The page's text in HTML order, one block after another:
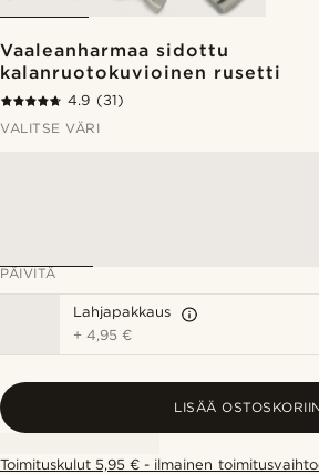
Vaaleanharmaa sidottu
kalanruotokuvioinen rusetti
4.9 (31)
VALITSE VÄRI
PÄIVITÄ
Lahjapakkaus
+4,95 €
LISÄÄ
Toimituskulut 5,95 € - ilmainen